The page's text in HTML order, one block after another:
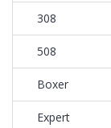
308
508
Boxer
Expert